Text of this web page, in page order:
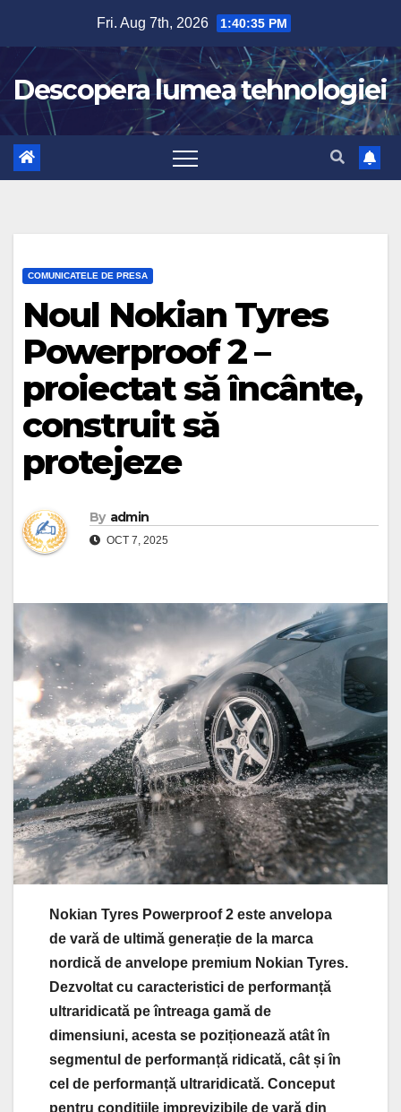
content
Fri. Aug 7th, 2026 1:40:36 PM
Descopera lumea tehnologiei
COMUNICATELE DE PRESA
Noul Nokian Tyres
Powerproof 2 –
proiectat să încânte,
construit să
protejeze
By admin
OCT 7, 2025
Nokian Tyres Powerproof 2 este anvelopa
de vară de ultimă generație de la marca
nordică de anvelope premium Nokian Tyres.
Dezvoltat cu caracteristici de performanță
ultraridicată pe întreaga gamă de
dimensiuni, acesta se poziționează atât în
segmentul de performanță ridicată, cât și în
cel de performanță ultraridicată. Conceput
pentru condițiile imprevizibile de vară din